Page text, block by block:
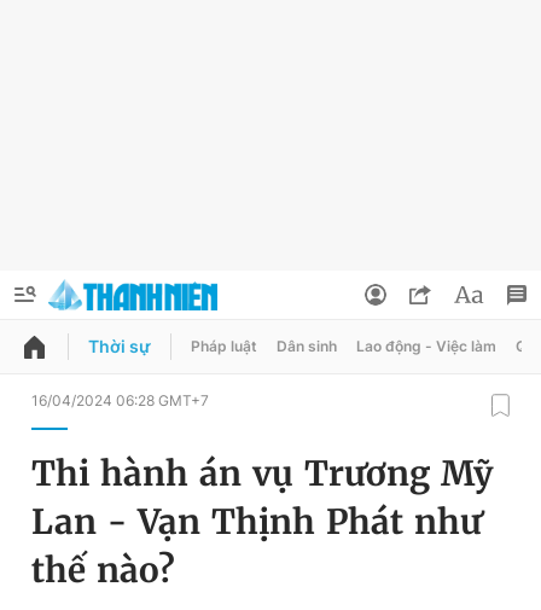
QUẢNG CÁO
Chuyên mục
Chuyên mục khác
Đổi mật khẩu
Tin đã lưu
Thời sự Pháp luật Dân sinh Lao động - Việc làm
16/04/2024 06:28 GMT+7
Thi hành án vụ Trương Mỹ
Lan - Vạn Thịnh Phát như
thế nào?